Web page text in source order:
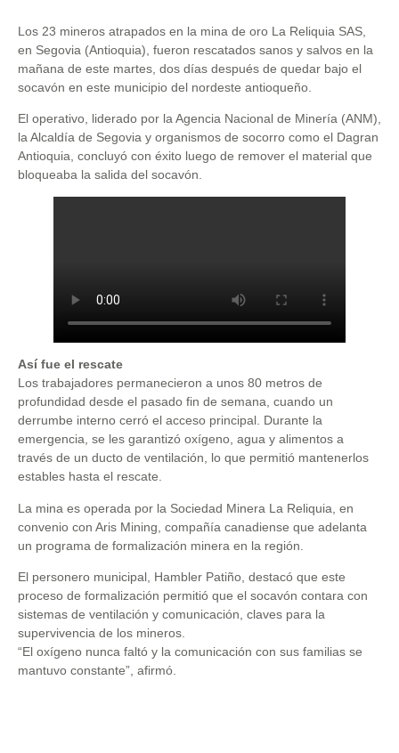
Los 23 mineros atrapados en la mina de oro La Reliquia SAS,
en Segovia (Antioquia), fueron rescatados sanos y salvos en la
mañana de este martes, dos días después de quedar bajo el
socavón en este municipio del nordeste antioqueño.
El operativo, liderado por la Agencia Nacional de Minería (ANM),
la Alcaldía de Segovia y organismos de socorro como el Dagran
Antioquia, concluyó con éxito luego de remover el material que
bloqueaba la salida del socavón.
Así fue el rescate
Los trabajadores permanecieron a unos 80 metros de
profundidad desde el pasado fin de semana, cuando un
derrumbe interno cerró el acceso principal. Durante la
emergencia, se les garantizó oxígeno, agua y alimentos a
través de un ducto de ventilación, lo que permitió mantenerlos
estables hasta el rescate.
La mina es operada por la Sociedad Minera La Reliquia, en
convenio con Aris Mining, compañía canadiense que adelanta
un programa de formalización minera en la región.
El personero municipal, Hambler Patiño, destacó que este
proceso de formalización permitió que el socavón contara con
sistemas de ventilación y comunicación, claves para la
supervivencia de los mineros.
“El oxígeno nunca faltó y la comunicación con sus familias se
mantuvo constante”, afirmó.